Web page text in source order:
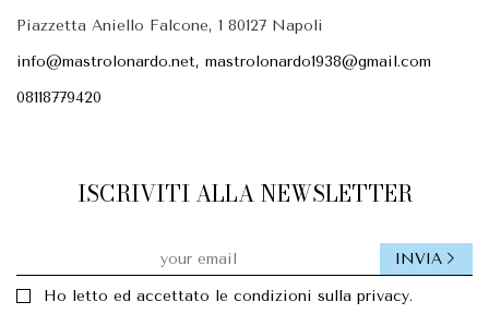
Piazzetta Aniello Falcone, 1 80127 Napoli
info@mastrolonardo.net, mastrolonardo1938@gmail.com
08118779420
ISCRIVITI ALLA NEWSLETTER
Ho letto ed accettato le condizioni sulla privacy.
INVIA